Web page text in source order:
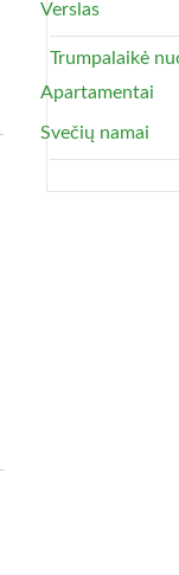
Verslas
Trumpalaikė
Apartamentai
Svečių namai